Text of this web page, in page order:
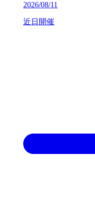
2026/08/11
近日開催